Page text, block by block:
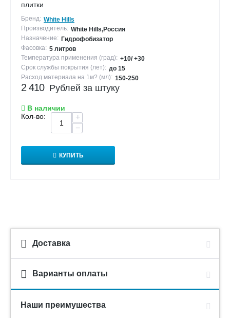
плитки
Бренд: White Hills
Производитель: White Hills,Россия
Назначение: Гидрофобизатор
Фасовка: 5 литров
Температура применения (град): +10/ +30
Срок службы покрытия (лет): до 15
Расход материала на 1м? (мл): 150-250
2 410 Рублей за штуку
В наличии
Кол-во:
+
−
КУПИТЬ
Доставка
Варианты оплаты
Наши преимушества